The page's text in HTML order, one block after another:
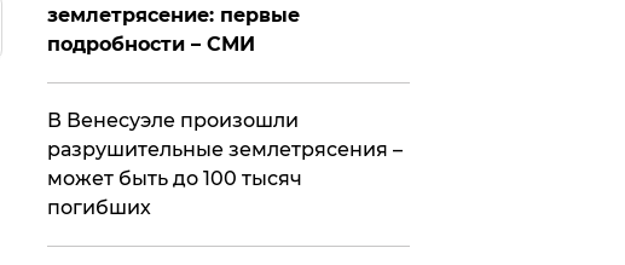
землетрясение: первые
подробности – СМИ
В Венесуэле произошли
разрушительные землетрясения –
может быть до 100 тысяч
погибших